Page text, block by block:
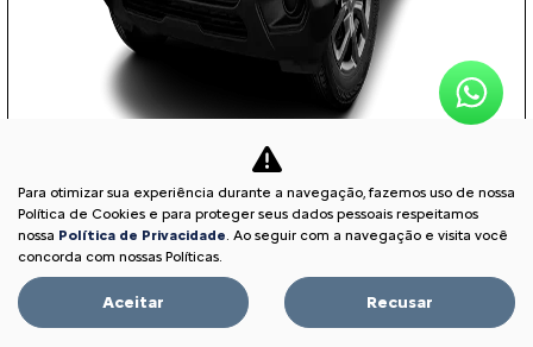
COM SEU USADO NA TROCA
PESSOA FÍSICA
Para otimizar sua experiência durante a navegação, fazemos uso de nossa
Política de Cookies e para proteger seus dados pessoais respeitamos
nossa Política de Privacidade. Ao seguir com a navegação e visita você
concorda com nossas Políticas.
Aceitar Recusar